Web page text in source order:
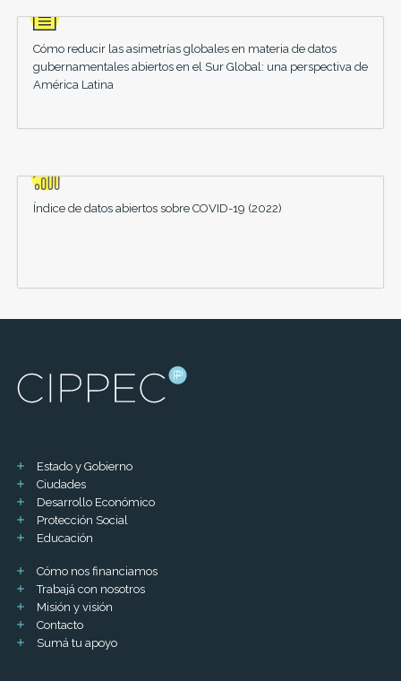
Cómo reducir las asimetrías globales en materia de datos
gubernamentales abiertos en el Sur Global: una perspectiva de
América Latina
Índice de datos abiertos sobre COVID-19 (2022)
Estado y Gobierno
Ciudades
Desarrollo Económico
Protección Social
Educación
Cómo nos financiamos
Trabajá con nosotros
Misión y visión
Contacto
Sumá tu apoyo